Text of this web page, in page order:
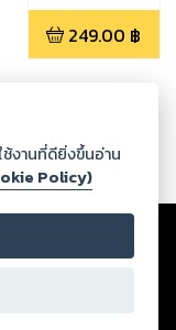
249.00 ฿
อสงวนสิทธิ์ไม่รับผิดชอบ
ฏว่าละเมิดสิทธิใน
ะศีลธรรม ดังนั้น ผู้อ่าน
และหากท่านพบว่าส่วน
ริษัท เพื่อทีมงานจะได้
ตามพระราชบัญญัติ
งานที่ดียิ่งขึ้นอ่าน
Policy)